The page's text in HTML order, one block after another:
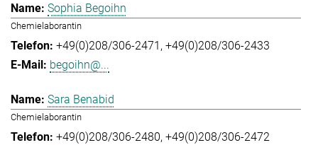
Sophia Begoihn
Chemielaborantin
+49(0)208/306-2471 +49(0)208/306-2433
begoihn@...
Sara Benabid
Chemielaborantin
+49(0)208/306-2480 +49(0)208/306-2472